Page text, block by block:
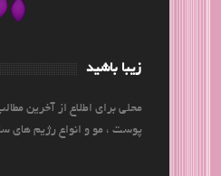
زیبا باشید
محلی برای اطلاع از آخرین
پوست ، مو و انواع رژیم های